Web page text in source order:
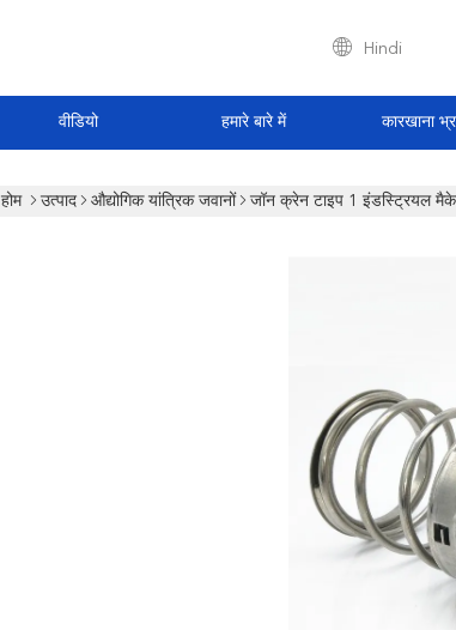
Hindi
वीडियो हमारे बारे में कारखाना
होम उत्पाद औद्योगिक यांत्रिक जवानों जॉन क्रेन टाइप 1 इंडस्ट्रियल